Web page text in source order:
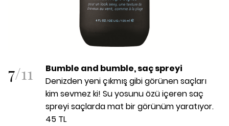
7/11
Bumble and bumble, saç spreyi
Denizden yeni çıkmış gibi görünen saçları
kim sevmez ki! Su yosunu özü içeren saç
spreyi saçlarda mat bir görünüm yaratıyor.
45 TL